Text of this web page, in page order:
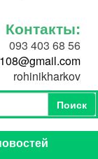
Контакты:
093 403 68 56
rohinikharkov
Поиск